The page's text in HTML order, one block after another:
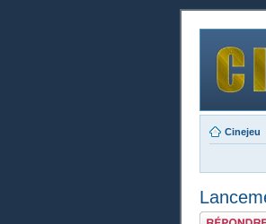
Cinejeu
Publier une